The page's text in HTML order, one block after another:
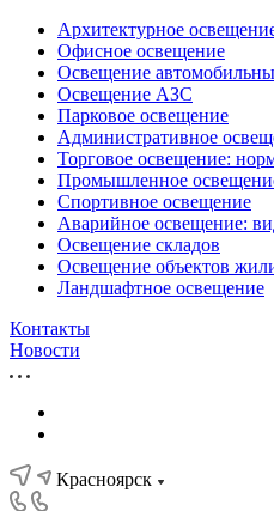
Архитектурное
Офисное освещение
Освещение
Освещение АЗС
Парковое освещение
Административное
Торговое освещение:
Промышленное
Спортивное освещение
Аварийное освещение:
Освещение складов
Освещение объектов
Ландшафтное освещение
Контакты
Новости
Красноярск